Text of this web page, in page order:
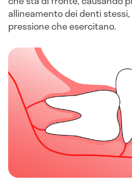
allineamento dei denti stessi,
pressione che esercitano.